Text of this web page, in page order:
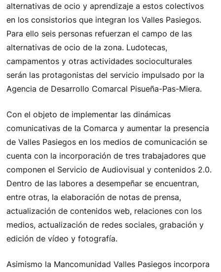
alternativas de ocio y aprendizaje a estos colectivos
en los consistorios que integran los Valles Pasiegos.
Para ello seis personas refuerzan el campo de las
alternativas de ocio de la zona. Ludotecas,
campamentos y otras actividades socioculturales
serán las protagonistas del servicio impulsado por la
Agencia de Desarrollo Comarcal Pisueña-Pas-Miera.
Con el objeto de implementar las dinámicas
comunicativas de la Comarca y aumentar la presencia
de Valles Pasiegos en los medios de comunicación se
cuenta con la incorporación de tres trabajadores que
componen el Servicio de Audiovisual y contenidos 2.0.
Dentro de las labores a desempeñar se encuentran,
entre otras, la elaboración de notas de prensa,
actualización de contenidos web, relaciones con los
medios, actualización de redes sociales, grabación y
edición de vídeo y fotografía.
Asimismo la Mancomunidad Valles Pasiegos incorpora